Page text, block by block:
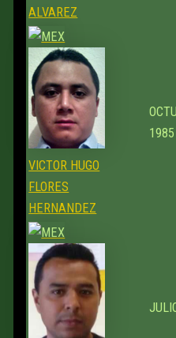
ALVAREZ
VICTOR HUGO
FLORES
HERNANDEZ
1985